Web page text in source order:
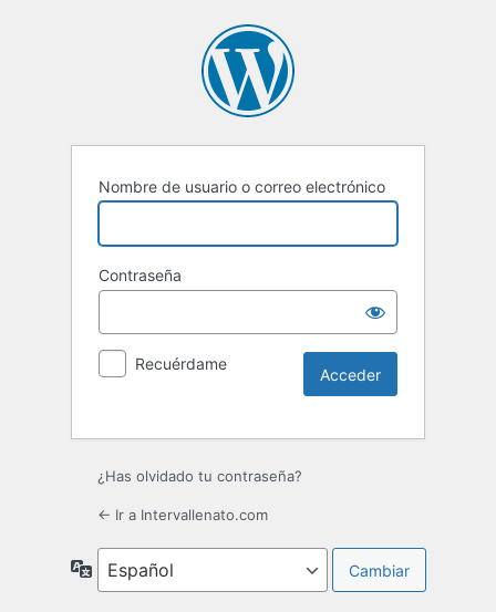
Nombre de usuario o correo electrónico
Contraseña
Recuérdame
¿Has olvidado tu contraseña?
← Ir a Intervallenato.com
Idioma